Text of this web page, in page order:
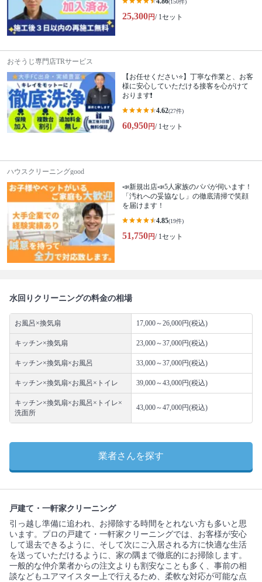
25,300円/ 1セット
おそうじ専門店TRサービス
【お任せください⭐️】丁寧な作業と、お客
様に安心していただける接客を心がけて
おります❗️
4.62(27件)
60,950円/ 1セット
ハウスクリーニングgood
📣新規出店📣5人家族のパパが伺います！
「汚れへの妥協なし」の徹底清掃で笑顔
を届けます！
4.85(19件)
51,750円/ 1セット
水回りクリーニングの料金の相場
お風呂×換気扇 17,000～26,000円(税込)
キッチン×換気扇 23,000～37,000円(税込)
キッチン×換気扇×お風呂 33,000～37,000円(税込)
キッチン×換気扇×お風呂×トイレ 39,000～43,000円(税込)
キッチン×換気扇×お風呂×トイレ×
洗面所
43,000～47,000円(税込)
業者さんを探す
戸建て・一軒家クリーニング
引っ越し準備に追われ、お掃除する時間をとれない方も多いと思
います。プロの戸建て・一軒家クリーニングでは、お客様が安心
して退去できるように、そして次にご入居される方に快適な生活
を送っていただけるように、家の隅まで徹底的にお掃除します。
一般的な仲介業者からの注文よりも割安なことも多く、事前の相
談などもユアマイスター上で行えるため、柔軟な対応が可能な点